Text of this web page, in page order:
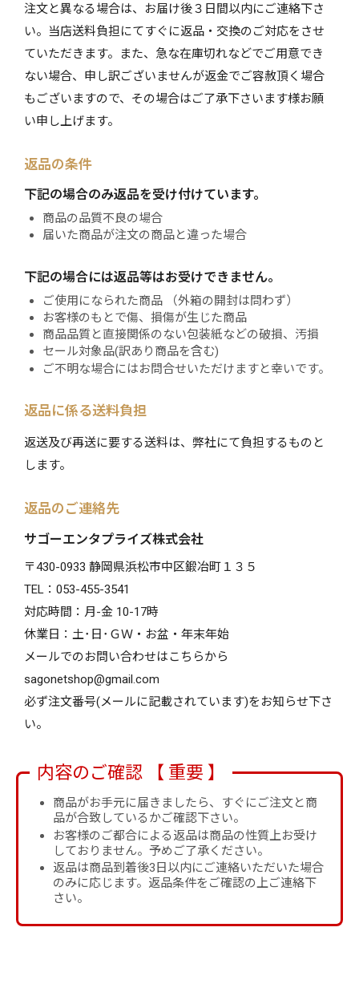
注文と異なる場合は、お届け後３日間以内にご連絡下さ
い。当店送料負担にてすぐに返品・交換のご対応をさせ
ていただきます。また、急な在庫切れなどでご用意でき
ない場合、申し訳ございませんが返金でご容赦頂く場合
もございますので、その場合はご了承下さいます様お願
い申し上げます。
返品の条件
下記の場合のみ返品を受け付けています。
商品の品質不良の場合
届いた商品が注文の商品と違った場合
下記の場合には返品等はお受けできません。
ご使用になられた商品 （外箱の開封は問わず）
お客様のもとで傷、損傷が生じた商品
商品品質と直接関係のない包装紙などの破損、汚損
セール対象品(訳あり商品を含む)
ご不明な場合にはお問合せいただけますと幸いです。
返品に係る送料負担
返送及び再送に要する送料は、弊社にて負担するものと
します。
返品のご連絡先
サゴーエンタプライズ株式会社
〒430-0933 静岡県浜松市中区鍛冶町１３５
TEL：053-455-3541
対応時間：月-金 10-17時
休業日：土･日･ＧＷ・お盆・年末年始
メールでのお問い合わせはこちらから
sagonetshop@gmail.com
必ず注文番号(メールに記載されています)をお知らせ下さ
い。
内容のご確認 【 重要 】
商品がお手元に届きましたら、すぐにご注文と商
品が合致しているかご確認下さい。
お客様のご都合による返品は商品の性質上お受け
しておりません。予めご了承ください。
返品は商品到着後3日以内にご連絡いただいた場合
のみに応じます。返品条件をご確認の上ご連絡下
さい。